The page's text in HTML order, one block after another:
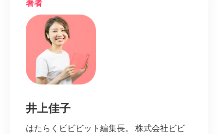
著者
井上佳子
はたらくビビビット編集長。 株式会社ビビ